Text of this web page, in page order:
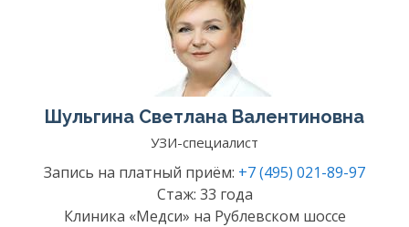
Шульгина Светлана Валентиновна
УЗИ-специалист
Запись на платный приём: +7 (495) 021-89-97
Стаж: 33 года
Клиника «Медси» на Рублевском шоссе